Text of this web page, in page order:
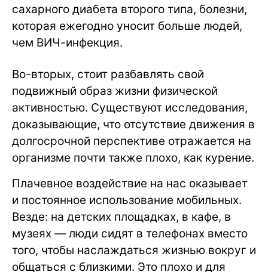
сахарного диабета второго типа, болезни,
которая ежегодно уносит больше людей,
чем ВИЧ-инфекция.
Во-вторых, стоит разбавлять свой
подвижный образ жизни физической
активностью. Существуют исследования,
доказывающие, что отсутствие движения в
долгосрочной перспективе отражается на
организме почти также плохо, как курение.
Плачевное воздействие на нас оказывает
и постоянное использование мобильных.
Везде: на детских площадках, в кафе, в
музеях — люди сидят в телефонах вместо
того, чтобы наслаждаться жизнью вокруг и
общаться с близкими. Это плохо и для